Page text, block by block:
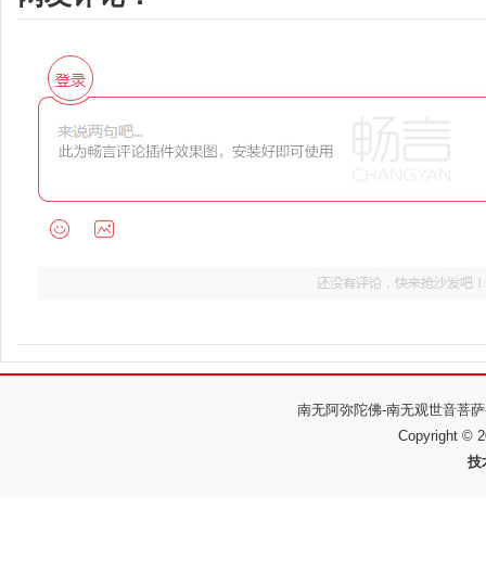
南无阿弥陀佛-南无观世音菩
Copyright ©
技